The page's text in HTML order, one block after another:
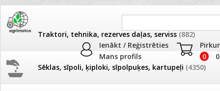
Ienākt / Reģistrēties
Mans profils
0
Traktori, tehnika, rezerves daļas, serviss (882)
Sēklas, sīpoli, ķiploki, sīpolpuķes, kartupeļi (4350)
JAUNUMI AKCIJAS